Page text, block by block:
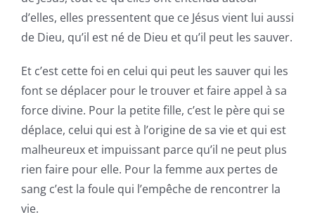
d’elles, elles pressentent que ce Jésus vient lui aussi
de Dieu, qu’il est né de Dieu et qu’il peut les sauver.
Et c’est cette foi en celui qui peut les sauver qui les
font se déplacer pour le trouver et faire appel à sa
force divine. Pour la petite fille, c’est le père qui se
déplace, celui qui est à l’origine de sa vie et qui est
malheureux et impuissant parce qu’il ne peut plus
rien faire pour elle. Pour la femme aux pertes de
sang c’est la foule qui l’empêche de rencontrer la
vie.